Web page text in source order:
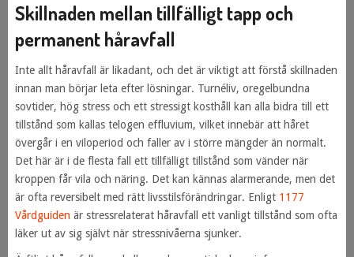
Skillnaden mellan tillfälligt tapp och
permanent håravfall
Inte allt håravfall är likadant, och det är viktigt att förstå skillnaden
innan man börjar leta efter lösningar. Turnéliv, oregelbundna
sovtider, hög stress och ett stressigt kosthåll kan alla bidra till ett
tillstånd som kallas telogen effluvium, vilket innebär att håret
övergår i en viloperiod och faller av i större mängder än normalt.
Det här är i de flesta fall ett tillfälligt tillstånd som vänder när
kroppen får vila och näring. Det kan kännas alarmerande, men det
är ofta reversibelt med rätt livsstilsförändringar. Enligt 1177
Vårdguiden är stressrelaterat håravfall ett vanligt tillstånd som ofta
läker ut av sig självt när stressnivåerna sjunker.